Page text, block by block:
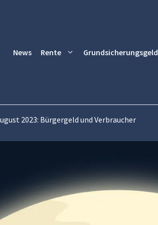
News Rente Grundsicherungsgeld
2023: Bürgergeld und Verbraucher